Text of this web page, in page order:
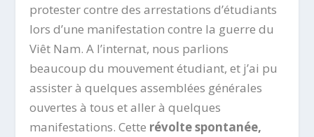
protester contre des arrestations d’étudiants
lors d’une manifestation contre la guerre du
Viêt Nam. A l’internat, nous parlions
beaucoup du mouvement étudiant, et j’ai pu
assister à quelques assemblées générales
ouvertes à tous et aller à quelques
manifestations. Cette révolte spontanée,